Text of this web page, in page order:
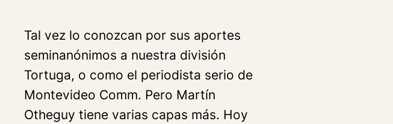
Tal vez lo conozcan por sus aportes
seminanónimos a nuestra división
Tortuga, o como el periodista serio de
Montevideo Comm. Pero Martín
Otheguy tiene varias capas más. Hoy